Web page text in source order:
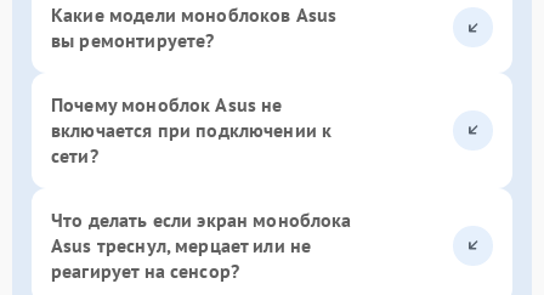
Какие модели моноблоков Asus
вы ремонтируете?
Почему моноблок Asus не
включается при подключении к
сети?
Что делать если экран моноблока
Asus треснул, мерцает или не
реагирует на сенсор?